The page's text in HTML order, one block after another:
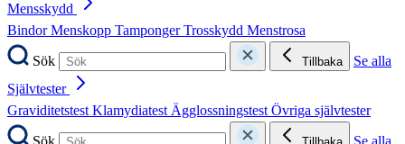
Mensskydd
BindorMenskopp TampongerTrosskydd Menstrosa
Sök
Tillbaka
Se alla
Självtester
GraviditetstestKlamydiatestÄgglossningstestÖvriga självtester